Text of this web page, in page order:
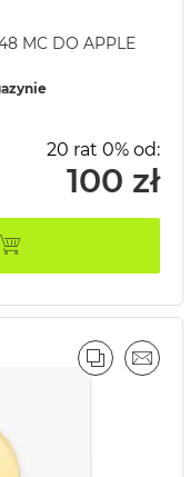
MC DO APPLE
20 rat 0% od:
100 zł
PORÓWNAJ
EMAIL